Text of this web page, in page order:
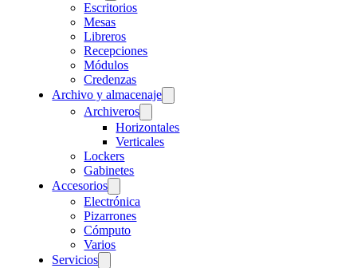
Escritorios
Mesas
Libreros
Recepciones
Módulos
Credenzas
Archivo y almacenaje
Archiveros
Horizontales
Verticales
Lockers
Gabinetes
Accesorios
Electrónica
Pizarrones
Cómputo
Varios
Servicios